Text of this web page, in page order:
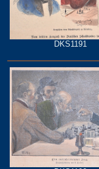
DKS1191